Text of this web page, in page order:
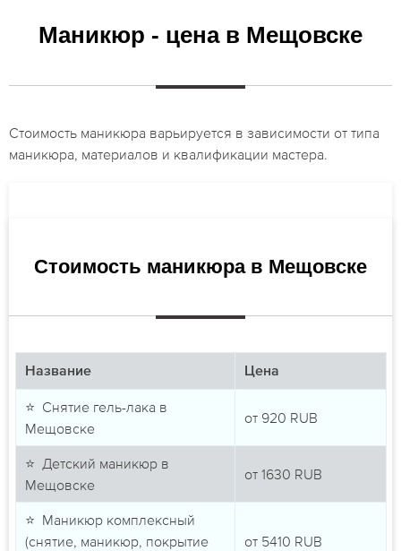
Маникюр - цена в Мещовске
Стоимость маникюра варьируется в зависимости от типа
маникюра, материалов и квалификации мастера.
Стоимость маникюра в Мещовске
Название Цена
⭐ Снятие гель-лака в
Мещовске
от 920 RUB
⭐ Детский маникюр в
Мещовске
от 1630 RUB
⭐ Маникюр комплексный
(снятие, маникюр, покрытие
от 5410 RUB